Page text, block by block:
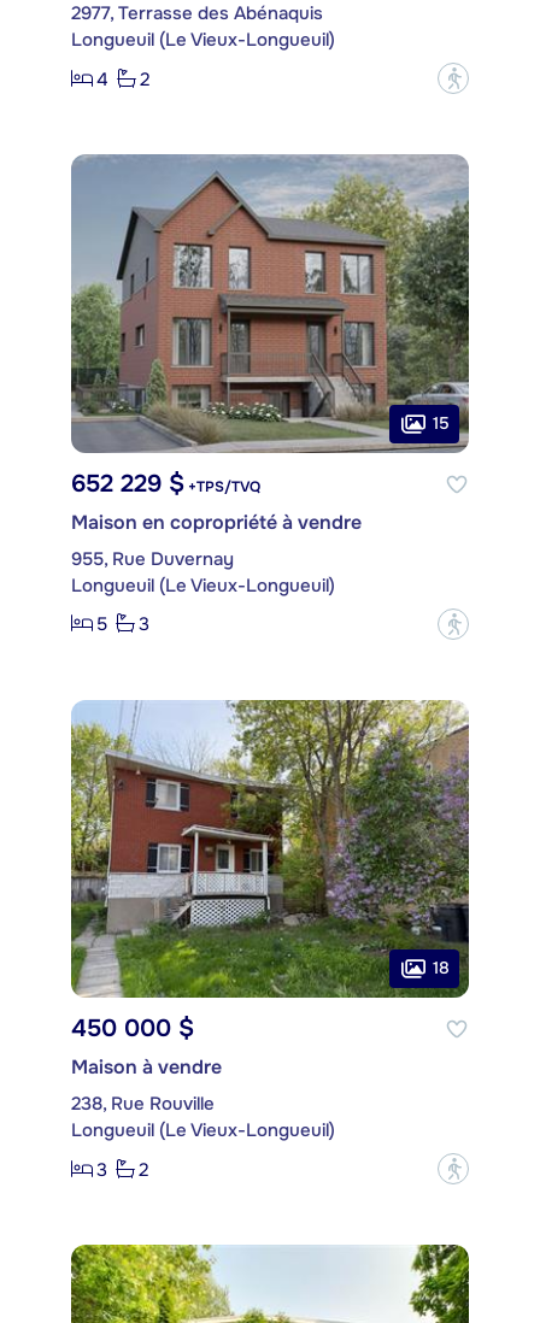
2977, Terrasse des Abénaquis
Longueuil (Le Vieux-Longueuil)
4
2 ?
15
652 229 $ +TPS/TVQ
Maison en copropriété à vendre
955, Rue Duvernay
Longueuil (Le Vieux-Longueuil)
5
3 ?
18
450 000 $
Maison à vendre
238, Rue Rouville
Longueuil (Le Vieux-Longueuil)
3
2 ?